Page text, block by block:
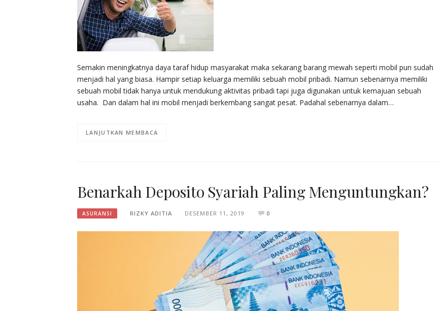
Semakin meningkatnya daya taraf hidup masyarakat maka sekarang barang mewah seperti mobil pun sudah
menjadi hal yang biasa. Hampir setiap keluarga memiliki sebuah mobil pribadi. Namun sebenarnya memiliki
sebuah mobil tidak hanya untuk mendukung aktivitas pribadi tapi juga digunakan untuk kemajuan sebuah
usaha. Dan dalam hal ini mobil menjadi berkembang sangat pesat. Padahal sebenarnya dalam…
LANJUTKAN MEMBACA
Benarkah Deposito Syariah Paling Menguntungkan?
ASURANSI RIZKY ADITIA DESEMBER 11, 2019 0